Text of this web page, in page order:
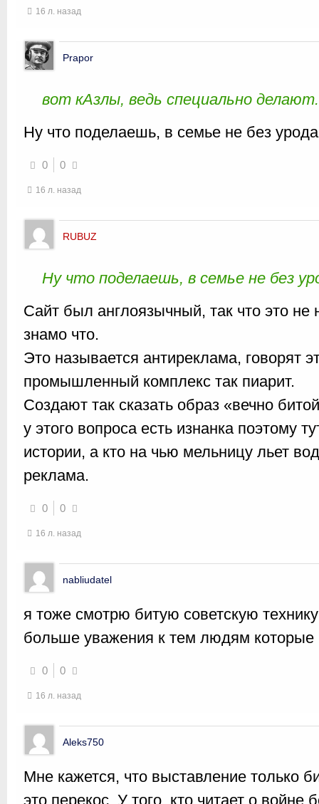
16 л. назад
Prapor
вот кАзлы, ведь специально делают.
Ну что поделаешь, в семье не без
0 0
16 л. назад
RUBUZ
Ну что поделаешь, в семье не без
Сайт был англоязычный, так что это
знамо что.
Это называется антиреклама, говорят
промышленный комплекс так пиарит.
Создают так сказать образ «вечно
у этого вопроса есть изнанка поэтому
истории, а кто на чью мельницу льет
реклама.
0 0
16 л. назад
nabliudatel
я тоже смотрю битую советскую
больше уважения к тем людям которые
0 0
16 л. назад
Aleks750
Мне кажется, что выставление только
это перекос. У того, кто читает о